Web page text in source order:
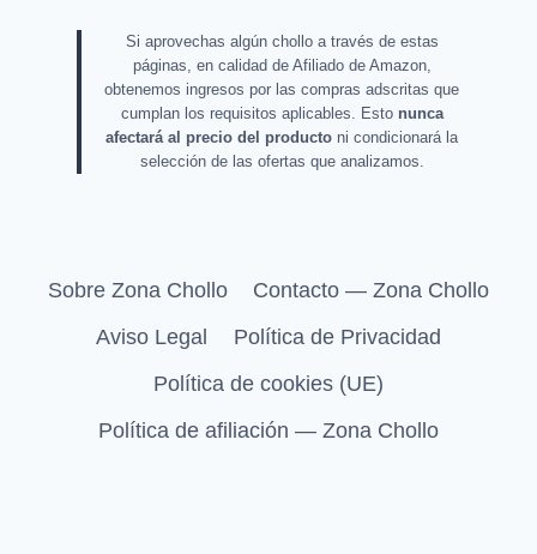
Si aprovechas algún chollo a través de estas
páginas, en calidad de Afiliado de Amazon,
obtenemos ingresos por las compras adscritas que
cumplan los requisitos aplicables. Esto nunca
afectará al precio del producto ni condicionará la
selección de las ofertas que analizamos.
Sobre Zona Chollo
Contacto — Zona Chollo
Aviso Legal
Política de Privacidad
Política de cookies (UE)
Política de afiliación — Zona Chollo